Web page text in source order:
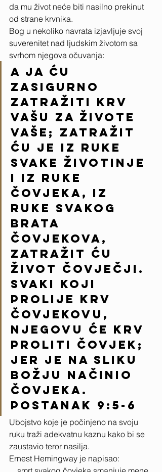
da mu život neće biti nasilno prekinut
od strane krvnika.
Bog u nekoliko navrata izjavljuje svoj
suverenitet nad ljudskim životom sa
svrhom njegova očuvanja:
A ja ću
zasigurno
zatražiti krv
vašu za živote
vaše; zatražit
ću je iz ruke
svake životinje
i iz ruke
čovjeka, iz
ruke svakog
brata
čovjekova,
zatražit ću
život čovječji.
Svaki koji
prolije krv
čovjekovu,
njegovu će krv
proliti čovjek;
jer je na sliku
Božju načinio
čovjeka.
Postanak 9:5-6
Ubojstvo koje je počinjeno na svoju
ruku traži adekvatnu kaznu kako bi se
zaustavio teror nasilja.
Ernest Hemingway je napisao: